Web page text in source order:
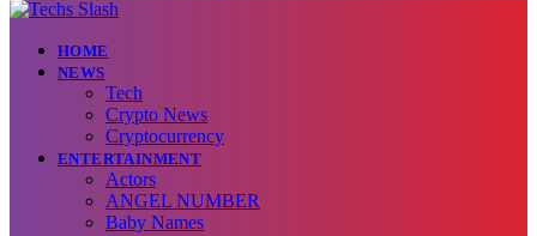
HOME
NEWS
Tech
Crypto News
Cryptocurrency
ENTERTAINMENT
Actors
ANGEL NUMBER
Baby Names